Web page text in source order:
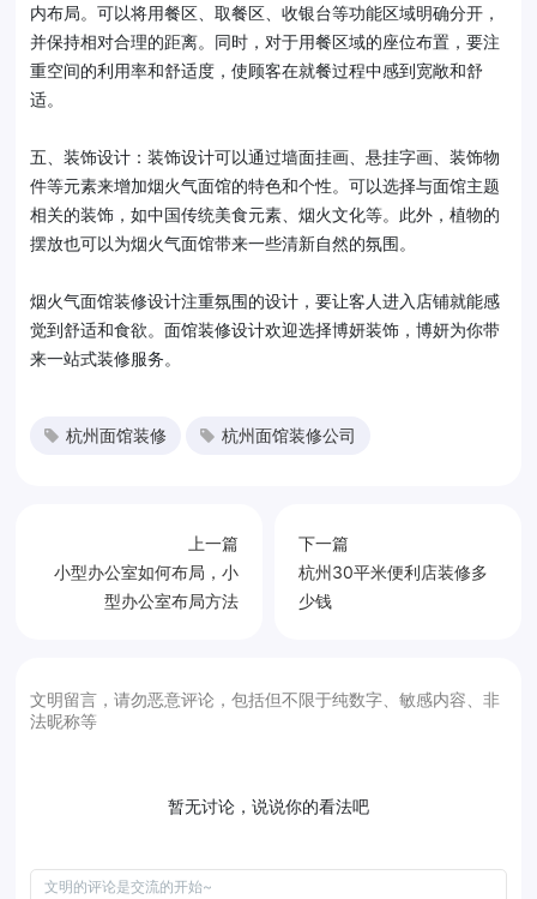
内布局。可以将用餐区、取餐区、收银台等功能区域明确分开，
并保持相对合理的距离。同时，对于用餐区域的座位布置，要注
重空间的利用率和舒适度，使顾客在就餐过程中感到宽敞和舒
适。
五、装饰设计：装饰设计可以通过墙面挂画、悬挂字画、装饰物
件等元素来增加烟火气面馆的特色和个性。可以选择与面馆主题
相关的装饰，如中国传统美食元素、烟火文化等。此外，植物的
摆放也可以为烟火气面馆带来一些清新自然的氛围。
烟火气面馆装修设计注重氛围的设计，要让客人进入店铺就能感
觉到舒适和食欲。面馆装修设计欢迎选择博妍装饰，博妍为你带
来一站式装修服务。
杭州面馆装修 杭州面馆装修公司
上一篇
小型办公室如何布局，小
型办公室布局方法
下一篇
杭州30平米便利店装修多
少钱
文明留言，请勿恶意评论，包括但不限于纯数字、敏感内容、非
法昵称等
暂无讨论，说说你的看法吧